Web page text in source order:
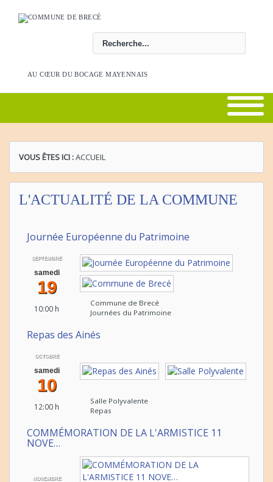
AU CŒUR DU BOCAGE MAYENNAIS
VOUS ÊTES ICI :ACCUEIL
L'ACTUALITÉ DE LA COMMUNE
Journée Européenne du Patrimoine
SEPTEMBRE
samedi
19
10:00 h
Commune de Brecé
Journées du Patrimoine
Repas des Ainés
OCTOBRE
samedi
10
12:00 h
Salle Polyvalente
Repas
COMMÉMORATION DE LA L'ARMISTICE 11
NOVE…
NOVEMBRE